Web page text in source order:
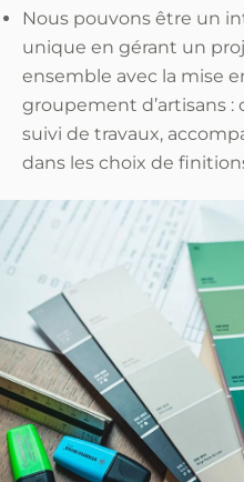
Nous pouvons être un
unique en gérant un
ensemble avec la mise
groupement d’artisans :
suivi de travaux,
dans les choix de